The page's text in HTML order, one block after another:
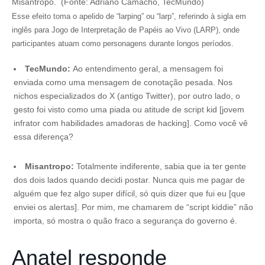
Esse efeito toma o apelido de “larping” ou “larp”, referindo à sigla em
inglês para Jogo de Interpretação de Papéis ao Vivo (LARP), onde
participantes atuam como personagens durante longos períodos.
TecMundo: Ao entendimento geral, a mensagem foi
enviada como uma mensagem de conotação pesada. Nos
nichos especializados do X (antigo Twitter), por outro lado, o
gesto foi visto como uma piada ou atitude de script kid [jovem
infrator com habilidades amadoras de hacking]. Como você vê
essa diferença?
Misantropo: Totalmente indiferente, sabia que ia ter gente
dos dois lados quando decidi postar. Nunca quis me pagar de
alguém que fez algo super difícil, só quis dizer que fui eu [que
enviei os alertas]. Por mim, me chamarem de “script kiddie” não
importa, só mostra o quão fraco a segurança do governo é.
Anatel responde